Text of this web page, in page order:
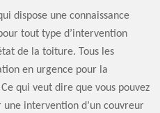
dispose une connaissance
tout type d’intervention
de la toiture. Tous les
en urgence pour la
qui veut dire que vous pouvez
intervention d’un couvreur